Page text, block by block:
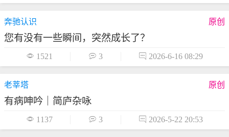
奔驰认识 原创
您有没有一些瞬间，突然成长了？
 1521  3  2026-6-16 08:29
老莘塔 原创
有病呻吟｜简庐杂咏
 1137  3  2026-5-22 20:53